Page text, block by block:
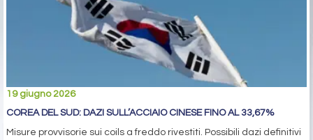
19 giugno 2026
COREA DEL SUD: DAZI SULL’ACCIAIO CINESE FINO AL 33,67%
Misure provvisorie sui coils a freddo rivestiti. Possibili dazi definitivi